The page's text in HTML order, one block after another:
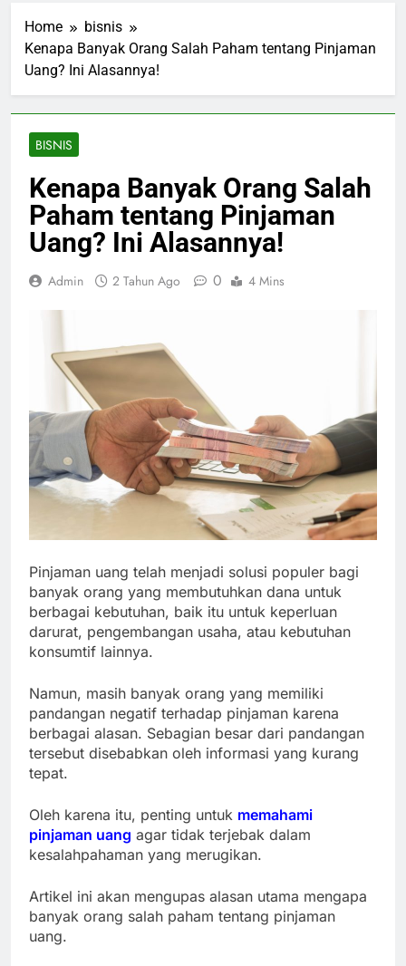
Home
bisnis
Kenapa Banyak Orang Salah Paham tentang Pinjaman
Uang? Ini Alasannya!
BISNIS
Kenapa Banyak Orang Salah
Paham tentang Pinjaman
Uang? Ini Alasannya!
Admin 2 Tahun Ago 0 4 Mins
Pinjaman uang telah menjadi solusi populer bagi
banyak orang yang membutuhkan dana untuk
berbagai kebutuhan, baik itu untuk keperluan
darurat, pengembangan usaha, atau kebutuhan
konsumtif lainnya.
Namun, masih banyak orang yang memiliki
pandangan negatif terhadap pinjaman karena
berbagai alasan. Sebagian besar dari pandangan
tersebut disebabkan oleh informasi yang kurang
tepat.
Oleh karena itu, penting untuk memahami
pinjaman uang agar tidak terjebak dalam
kesalahpahaman yang merugikan.
Artikel ini akan mengupas alasan utama mengapa
banyak orang salah paham tentang pinjaman
uang.